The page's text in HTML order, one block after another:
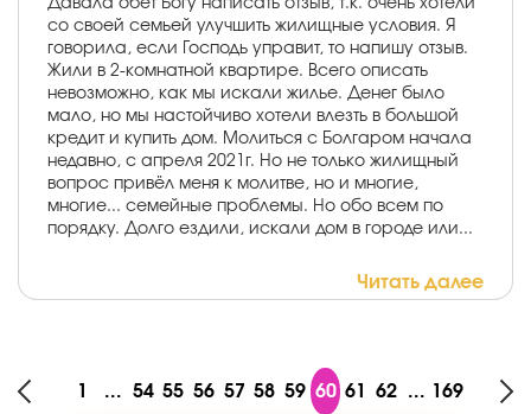
Давала обет Богу написать отзыв, т.к. очень хотели
со своей семьей улучшить жилищные условия. Я
говорила, если Господь управит, то напишу отзыв.
Жили в 2-комнатной квартире. Всего описать
невозможно, как мы искали жилье. Денег было
мало, но мы настойчиво хотели влезть в большой
кредит и купить дом. Молиться с Болгаром начала
недавно, с апреля 2021г. Но не только жилищный
вопрос привёл меня к молитве, но и многие,
многие... семейные проблемы. Но обо всем по
порядку. Долго ездили, искали дом в городе или...
Читать далее
1 ... 54 55 56 57 58 59 60 61 62 ... 169